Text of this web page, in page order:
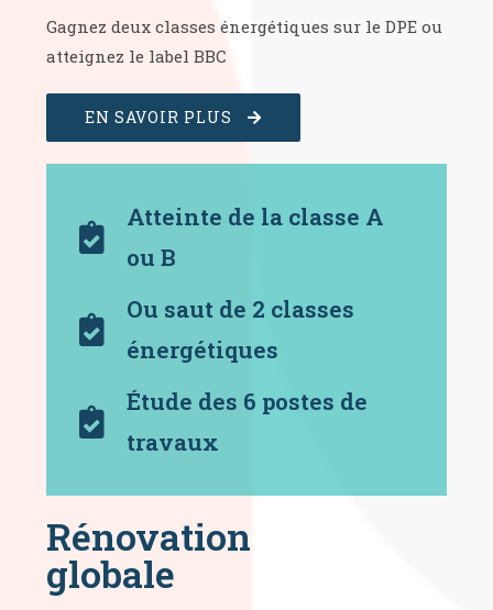
Gagnez deux classes énergétiques sur le DPE ou
atteignez le label BBC
EN SAVOIR PLUS
Atteinte de la classe A
ou B
Ou saut de 2 classes
énergétiques
Étude des 6 postes de
travaux
Rénovation
globale